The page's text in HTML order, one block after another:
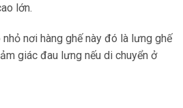
lớn.
nơi hàng ghế này đó là lưng ghế
giác đau lưng nếu di chuyển ở